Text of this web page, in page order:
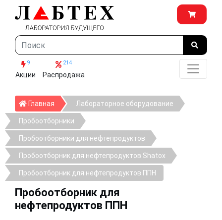
9
Акции
214
Распродажа
Главная ГлавнаяЛабораторное оборудование
Пробоотборники
Пробоотборники для нефтепродуктов
Пробоотборник для нефтепродуктов Shatox
Пробоотборник для нефтепродуктов ППН
Пробоотборник для
нефтепродуктов ППН